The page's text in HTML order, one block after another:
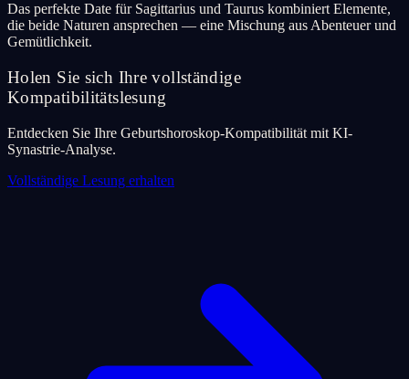
Das perfekte Date für Sagittarius und Taurus kombiniert Elemente,
die beide Naturen ansprechen — eine Mischung aus Abenteuer und
Gemütlichkeit.
Holen Sie sich Ihre vollständige
Kompatibilitätslesung
Entdecken Sie Ihre Geburtshoroskop-Kompatibilität mit KI-
Synastrie-Analyse.
Vollständige Lesung erhalten